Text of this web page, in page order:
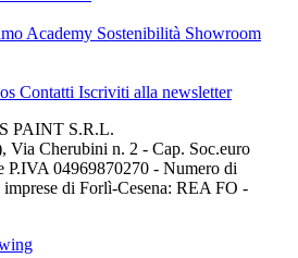
Academy Sostenibilità Showroom
Contatti Iscriviti alla newsletter
PAINT S.R.L.
Via Cherubini n. 2 - Cap. Soc.euro
P.IVA 04969870270 - Numero di
di Forlì-Cesena: REA FO -